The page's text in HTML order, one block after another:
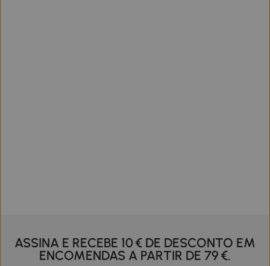
ASSINA E RECEBE 10 € DE DESCONTO EM
ENCOMENDAS A PARTIR DE 79 €.